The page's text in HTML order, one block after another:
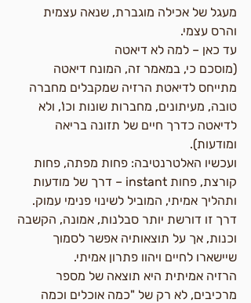
מעגל של אכילה מוגברת, שנאה עצמית
והרס עצמי.
עד כאן – למה לא דיאטה
(מוסכם כי, במאמר זה, המונח דיאטה
מתייחס לדיאטת הרזיה שמקבלים מחברה
טובה, מעיתונים, מחברות שונות וכו', ולא
לדיאטה כדרך חיים של תזונה בריאה
ומודעות).
ועכשיו האלטרנטיבה: פחות מפתה, פחות
קורצת, פחות instant – דרך של מודעות
ותהליך אמיתי, המוביל לשינוי פנימי עמוק.
דרך זו דורשת יותר סבלנות, אמונה, הקשבה
וכנות, אך על תוצאותיה אפשר לסמוך
שיישארו לחיים ויהוו פתרון אמיתי.
הרזיה אמיתית היא תוצאה של מספר
מרכיבים, לא רק של "כמה אוכלים וכמה